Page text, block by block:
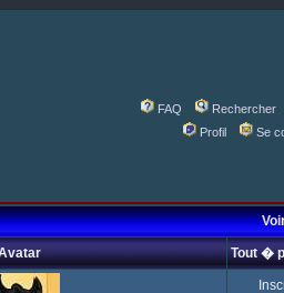
FAQ
Rechercher
Profil
Se
Tout �